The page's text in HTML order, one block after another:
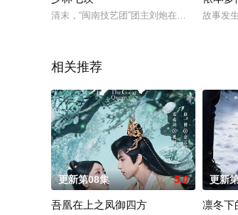
清末，“闽南技艺团”团主刘炮在率团为慈禧
故事发
相关推荐
更新第08集 5.0
吾凰在上之凤御四方
更新
凛冬下